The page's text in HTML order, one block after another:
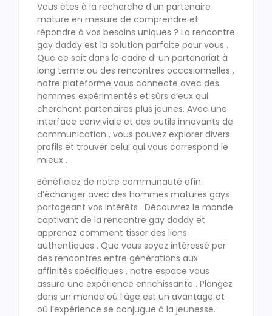
Vous êtes à la recherche d’un partenaire
mature en mesure de comprendre et
répondre à vos besoins uniques ? La rencontre
gay daddy est la solution parfaite pour vous .
Que ce soit dans le cadre d’ un partenariat à
long terme ou des rencontres occasionnelles ,
notre plateforme vous connecte avec des
hommes expérimentés et sûrs d’eux qui
cherchent partenaires plus jeunes. Avec une
interface conviviale et des outils innovants de
communication , vous pouvez explorer divers
profils et trouver celui qui vous correspond le
mieux .
Bénéficiez de notre communauté afin
d’échanger avec des hommes matures gays
partageant vos intérêts . Découvrez le monde
captivant de la rencontre gay daddy et
apprenez comment tisser des liens
authentiques . Que vous soyez intéressé par
des rencontres entre générations aux
affinités spécifiques , notre espace vous
assure une expérience enrichissante . Plongez
dans un monde où l’âge est un avantage et
où l’expérience se conjugue à la jeunesse.